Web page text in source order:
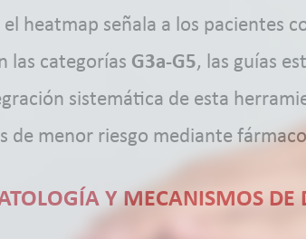
heatmap señala a los pacientes
las categorías G3a-G5, las guías
sistemática de esta
de menor riesgo mediante
Y MECANISMOS DE